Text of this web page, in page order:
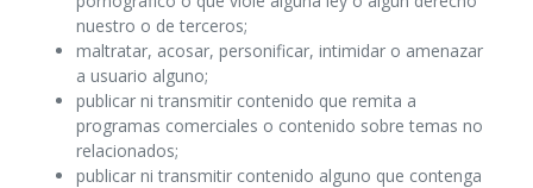
nuestro o de terceros;
maltratar, acosar, personificar, intimidar o amenazar
a usuario alguno;
publicar ni transmitir contenido que remita a
programas comerciales o contenido sobre temas no
relacionados;
publicar ni transmitir contenido alguno que contenga